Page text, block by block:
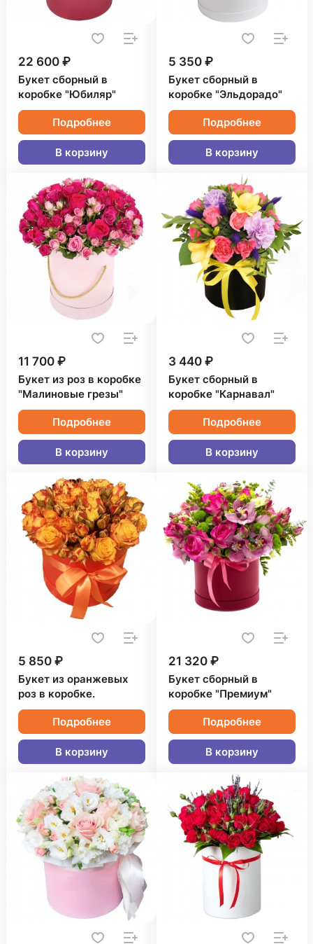
22 600 ₽
Букет сборный в
коробке "Юбиляр"
Подробнее
В корзину
5 350 ₽
Букет сборный в
коробке "Эльдорадо"
Подробнее
В корзину
11 700 ₽
Букет из роз в коробке
"Малиновые грезы"
Подробнее
В корзину
3 440 ₽
Букет сборный в
коробке "Карнавал"
Подробнее
В корзину
5 850 ₽
Букет из оранжевых
роз в коробке.
Подробнее
В корзину
21 320 ₽
Букет сборный в
коробке "Премиум"
Подробнее
В корзину